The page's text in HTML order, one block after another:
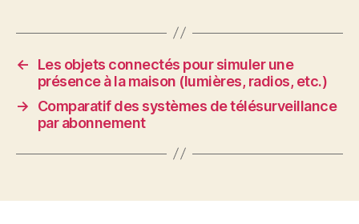
←
Les objets connectés pour simuler une
présence à la maison (lumières, radios, etc.)
→
Comparatif des systèmes de télésurveillance
par abonnement